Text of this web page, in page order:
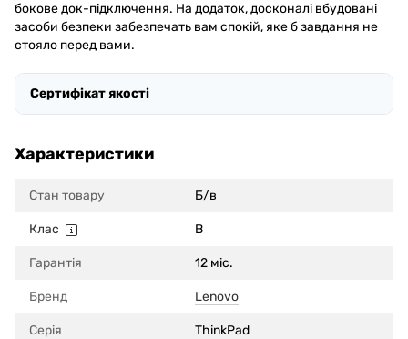
бокове док-підключення. На додаток, досконалі вбудовані
засоби безпеки забезпечать вам спокій, яке б завдання не
стояло перед вами.
Сертифікат якості
Характеристики
Стан товару Б/в
Клас B
Гарантія 12 міс.
Бренд Lenovo
Серія ThinkPad